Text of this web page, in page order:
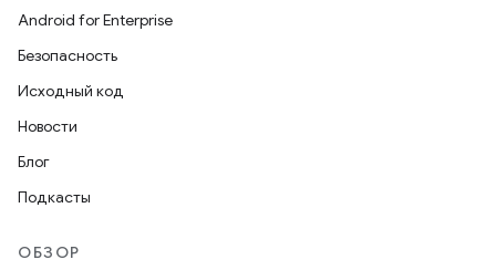
Android for Enterprise
Безопасность
Исходный код
Новости
Блог
Подкасты
ОБЗОР